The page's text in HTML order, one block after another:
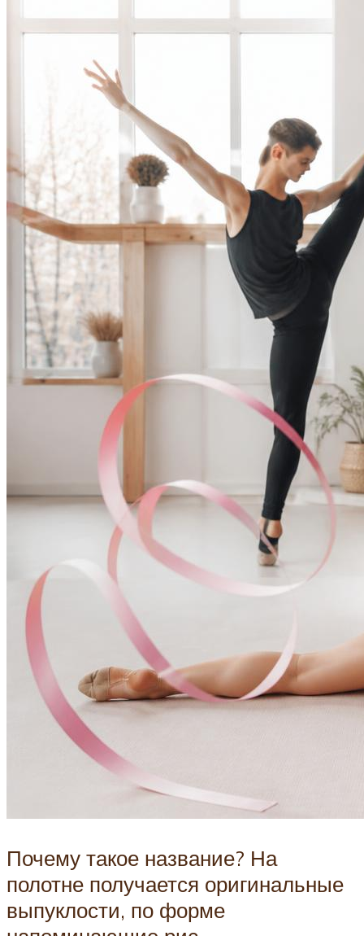
Почему такое название? На
полотне получается оригинальные
выпуклости, по форме